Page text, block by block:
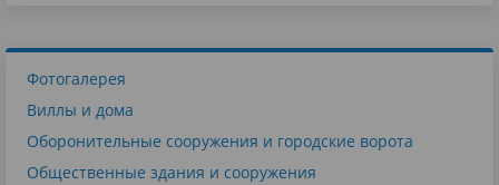
Фотогалерея
Виллы и дома
Оборонительные сооружения и городские ворота
Общественные здания и сооружения